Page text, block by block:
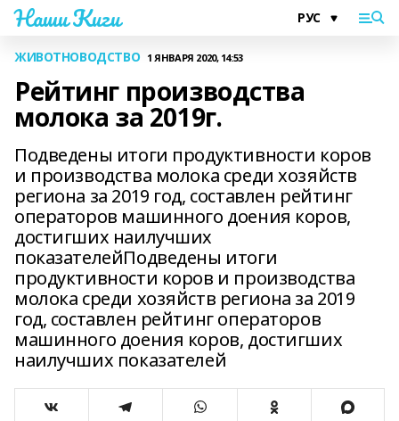
Наши Киги
ЖИВОТНОВОДСТВО 1 ЯНВАРЯ 2020, 14:53
Рейтинг производства
молока за 2019г.
Подведены итоги продуктивности коров
и производства молока среди хозяйств
региона за 2019 год, составлен рейтинг
операторов машинного доения коров,
достигших наилучших
показателейПодведены итоги
продуктивности коров и производства
молока среди хозяйств региона за 2019
год, составлен рейтинг операторов
машинного доения коров, достигших
наилучших показателей